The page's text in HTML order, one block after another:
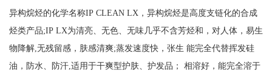
异构烷烃的化学名称IP CLEAN LX，异构烷烃是高度支链化的合成
烃类产品;IP LX为清亮、无色、无味几乎不含芳烃和，对人体，易生
物降解,无残留感，肤感清爽;蒸发速度快，张生 能完全代替挥发硅
油，防水、防汗,适用于干爽型护肤、护发品； 相溶好，能完全溶于